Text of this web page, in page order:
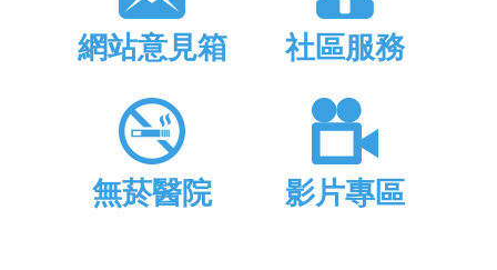
網站意見箱 社區服務
無菸醫院 影片專區